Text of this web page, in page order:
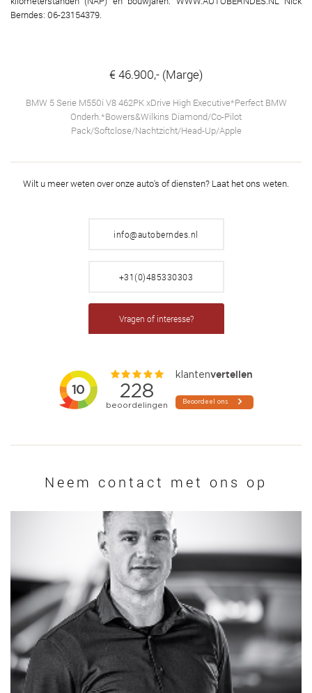
Berndes: 06-23154379.
€ 46.900,- (Marge)
BMW 5 Serie M550i V8 462PK xDrive High Executive*Perfect BMW
Onderh.*Bowers&Wilkins Diamond/Co-Pilot
Pack/Softclose/Nachtzicht/Head-Up/Apple
Wilt u meer weten over onze auto's of diensten? Laat het ons weten.
info@autoberndes.nl
+31(0)485330303
Vragen of interesse?
Neem contact met ons op